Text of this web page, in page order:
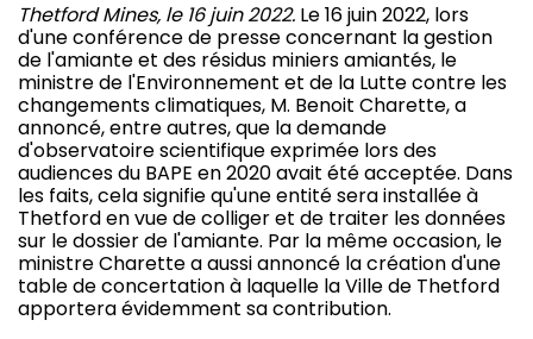
Thetford Mines, le 16 juin 2022. Le 16 juin 2022, lors
d'une conférence de presse concernant la gestion
de l'amiante et des résidus miniers amiantés, le
ministre de l'Environnement et de la Lutte contre les
changements climatiques, M. Benoit Charette, a
annoncé, entre autres, que la demande
d'observatoire scientifique exprimée lors des
audiences du BAPE en 2020 avait été acceptée. Dans
les faits, cela signifie qu'une entité sera installée à
Thetford en vue de colliger et de traiter les données
sur le dossier de l'amiante. Par la même occasion, le
ministre Charette a aussi annoncé la création d'une
table de concertation à laquelle la Ville de Thetford
apportera évidemment sa contribution.